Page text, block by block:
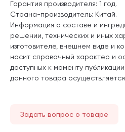
Гарантия производителя: 1 год.
Страна-производитель: Китай.
Информация о составе и
решении, технических и иных
изготовителе, внешнем виде и
носит справочный характер и
доступных к моменту
данного товара
Задать вопрос о товаре